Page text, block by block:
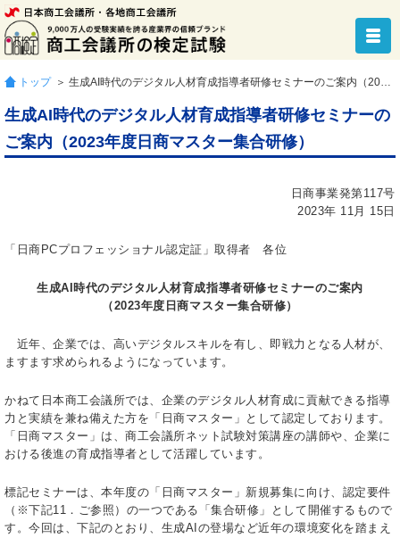
トップ ＞ 生成AI時代のデジタル人材育成指導者研修セミナーのご案内（2023年度日商マスター集合研修）
生成AI時代のデジタル人材育成指導者研修セミナーの
ご案内（2023年度日商マスター集合研修）
日商事業発第117号
2023年 11月 15日
「日商PCプロフェッショナル認定証」取得者 各位
生成AI時代のデジタル人材育成指導者研修セミナーのご案内
（2023年度日商マスター集合研修）
近年、企業では、高いデジタルスキルを有し、即戦力となる人材が、
ますます求められるようになっています。
かねて日本商工会議所では、企業のデジタル人材育成に貢献できる指導
力と実績を兼ね備えた方を「日商マスター」として認定しております。
「日商マスター」は、商工会議所ネット試験対策講座の講師や、企業に
おける後進の育成指導者として活躍しています。
標記セミナーは、本年度の「日商マスター」新規募集に向け、認定要件
（※下記11．ご参照）の一つである「集合研修」として開催するもので
す。今回は、下記のとおり、生成AIの登場など近年の環境変化を踏まえ